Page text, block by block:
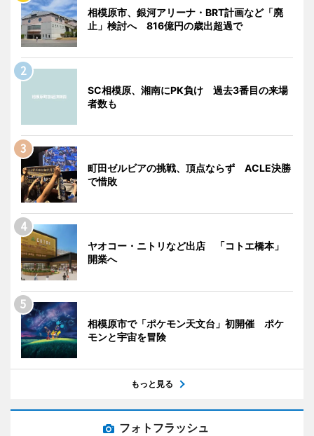
相模原市、銀河アリーナ・BRT計画など「廃
止」検討へ 816億円の歳出超過で
SC相模原、湘南にPK負け 過去3番目の来場
者数も
町田ゼルビアの挑戦、頂点ならず ACLE決勝
で惜敗
ヤオコー・ニトリなど出店 「コトエ橋本」
開業へ
相模原市で「ポケモン天文台」初開催 ポケ
モンと宇宙を冒険
もっと見る
フォトフラッシュ